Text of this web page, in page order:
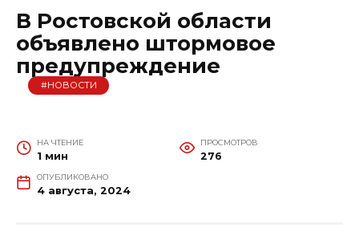
В Ростовской области
объявлено штормовое
предупреждение
#НОВОСТИ
НА ЧТЕНИЕ
1 мин
ПРОСМОТРОВ
276
ОПУБЛИКОВАНО
4 августа, 2024